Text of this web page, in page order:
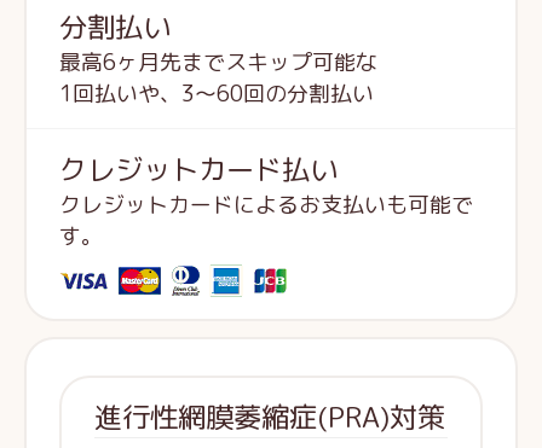
分割払い
最高6ヶ月先までスキップ可能な
1回払いや、3～60回の分割払い
クレジットカード払い
クレジットカードによるお支払いも可能で
す。
進行性網膜萎縮症(PRA)対策